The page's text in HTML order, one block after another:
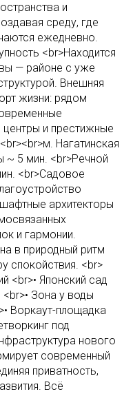
и
среду, где
ежедневно.
<br>Находится
— районе с уже
Внешняя
жизни: рядом
и престижные
Нагатинская
~ 5 мин. <br>Речной
<br>Садовое
архитекторы
и гармонии.
в природный ритм
спокойствия. <br>
<br>• Японский сад
Зона у воды
Воркаут-площадка
под
нового
современный
приватность,
Всё